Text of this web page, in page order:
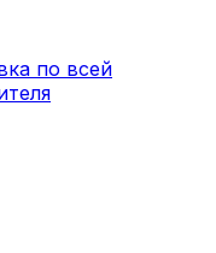
по всей